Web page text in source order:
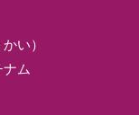
い）
ム